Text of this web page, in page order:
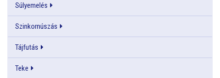
Súlyemelés
Szinkornúszás
Tájfutás
Teke